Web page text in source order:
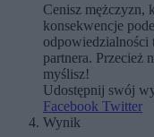
Cenisz mężczyzn,
konsekwencje
odpowiedzialności
partnera. Przecież
myślisz!
Udostępnij swój
Facebook Twitter
Wynik